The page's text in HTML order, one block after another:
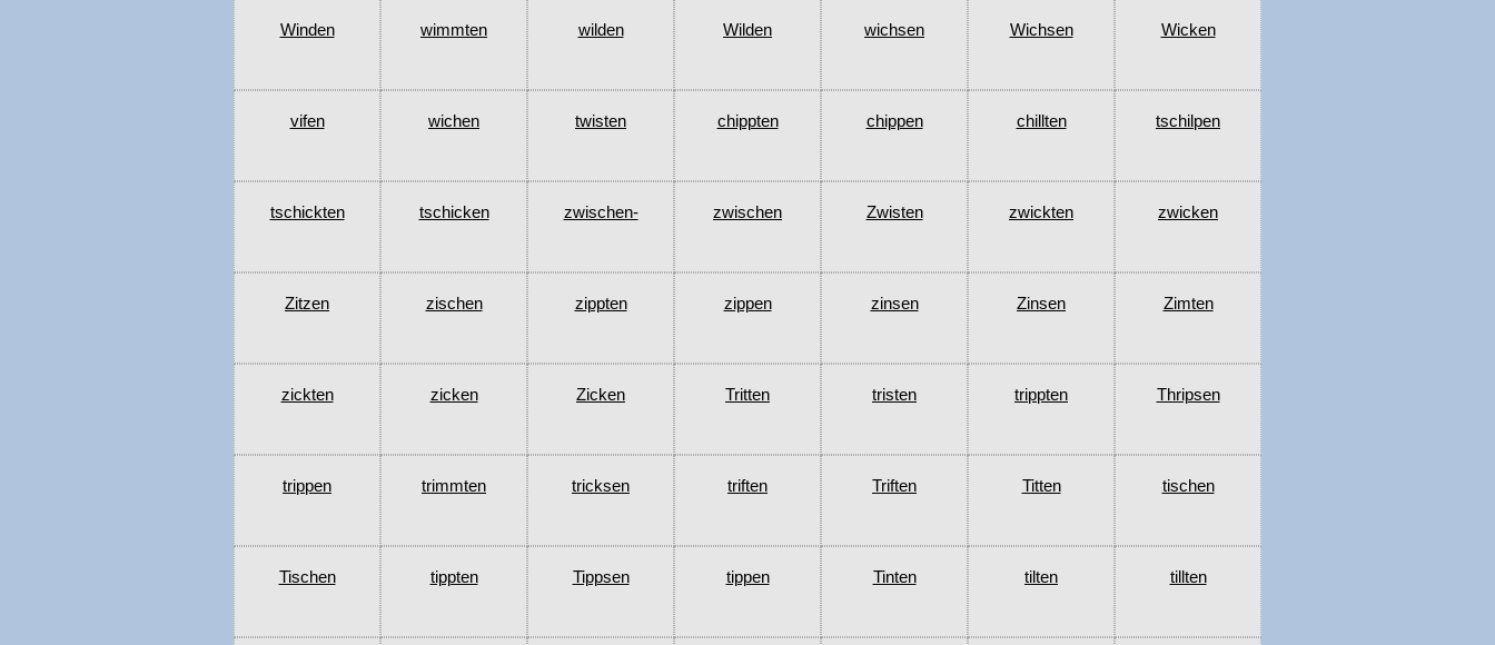
Winden wimmten wilden Wilden wichsen Wichsen Wicken
vifen wichen twisten chippten chippen chillten tschilpen
tschickten tschicken zwischen- zwischen Zwisten zwickten zwicken
Zitzen zischen zippten zippen zinsen Zinsen Zimten
zickten zicken Zicken Tritten tristen trippten Thripsen
trippen trimmten tricksen triften Triften Titten tischen
Tischen tippten Tippsen tippen Tinten tilten tillten